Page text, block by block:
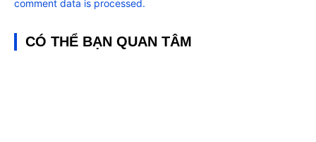
comment data is processed.
CÓ THỂ BẠN QUAN TÂM